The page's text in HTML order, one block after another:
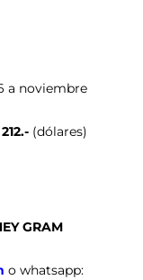
a noviembre
(dólares)
GRAM
o whatsapp: